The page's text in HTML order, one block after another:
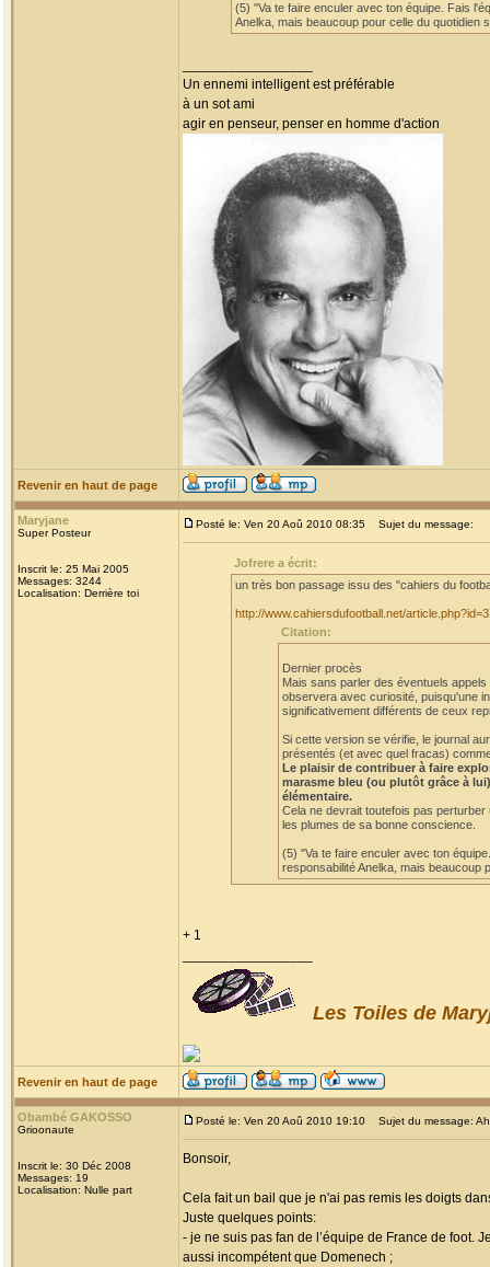
(5) "Va te faire enculer avec ton équipe. Fais
Anelka, mais beaucoup pour celle du quotidien
Un ennemi intelligent est préférable
à un sot ami
agir en penseur, penser en homme d'action
Revenir en haut de page
Maryjane
Super Posteur
Inscrit le: 25 Mai 2005
Messages: 3244
Localisation: Derrière toi
Posté le: Ven 20 Aoû 2010 08:35 Sujet du message:
Jofrere a écrit:
un très bon passage issu des "cahiers du
http://www.cahiersdufootball.net/
Citation:
Dernier procès
Mais sans parler des éventuels
observera avec curiosité, puisqu'une
significativement différents de ceux
Si cette version se vérifie, le journal
présentés (et avec quel fracas)
Le plaisir de contribuer à faire
marasme bleu (ou plutôt grâce à
élémentaire.
Cela ne devrait toutefois pas
les plumes de sa bonne conscience.
(5) "Va te faire enculer avec ton
responsabilité Anelka, mais beaucoup
+ 1
Les Toiles de
Revenir en haut de page
Obambé GAKOSSO
Grioonaute
Inscrit le: 30 Déc 2008
Messages: 19
Localisation: Nulle part
Posté le: Ven 20 Aoû 2010 19:10 Sujet du message:
Bonsoir,
Cela fait un bail que je n'ai pas remis les doigts
Juste quelques points:
- je ne suis pas fan de l’équipe de France de foot.
aussi incompétent que Domenech ;